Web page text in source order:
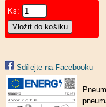
Ks:
Sdílejte na Facebooku